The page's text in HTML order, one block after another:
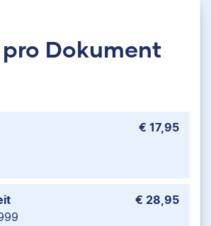
pro Dokument
€ 17,95
€ 28,95